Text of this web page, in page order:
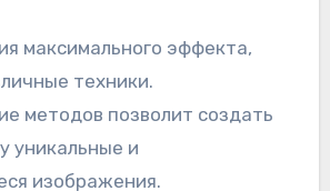
максимального эффекта,
техники.
методов позволит создать
уникальные и
изображения.